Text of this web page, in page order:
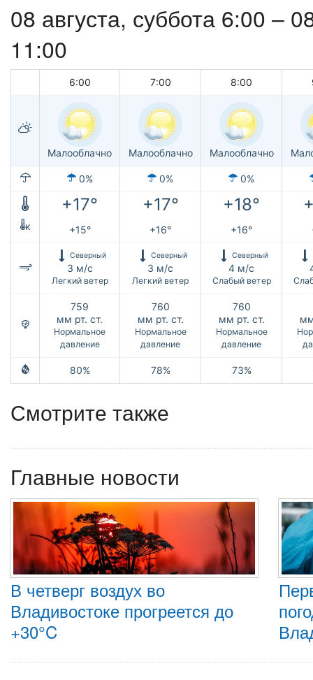
08 августа, суббота 6:00 –
11:00
6:00 7:00 8:00
Малооблачно Малооблачно Малооблачно
0% 0% 0%
+17° +17° +18°
к +15° +16° +16°
Северный
3 м/с
Легкий ветер
Северный
3 м/с
Легкий ветер
Северный
4 м/с
Слабый ветер
759
мм рт. ст.
Нормальное
давление
760
мм рт. ст.
Нормальное
давление
760
мм рт. ст.
Нормальное
давление
80% 78% 73%
Смотрите также
Главные новости
В четверг воздух во
Владивостоке прогреется до
+30°C